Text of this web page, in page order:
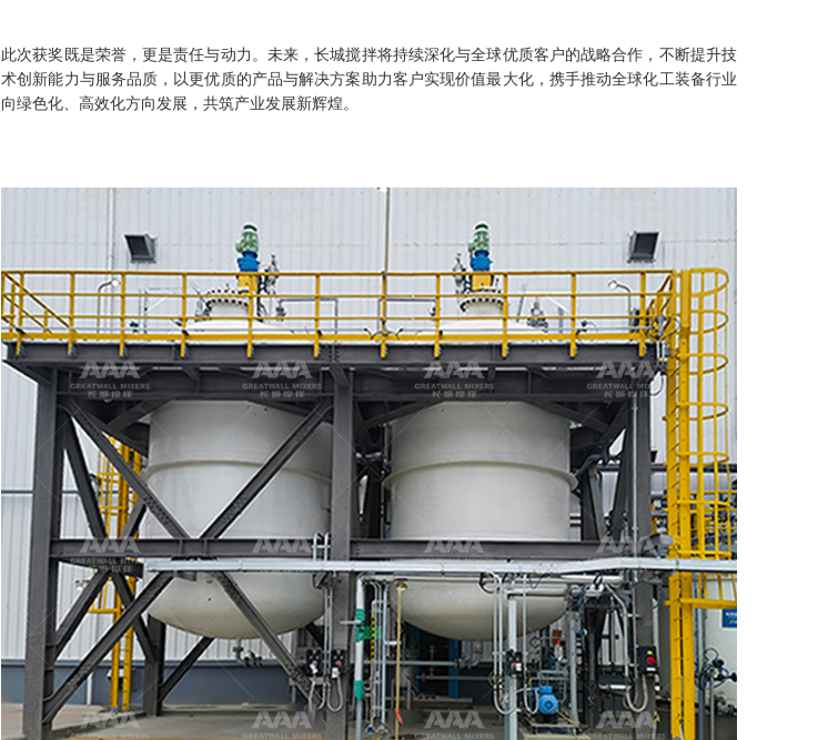
此次获奖既是荣誉，更是责任与动力。未来，长城搅拌将持续深化与全球优质客户的战略合作，不断提升技
术创新能力与服务品质，以更优质的产品与解决方案助力客户实现价值最大化，携手推动全球化工装备行业
向绿色化、高效化方向发展，共筑产业发展新辉煌。